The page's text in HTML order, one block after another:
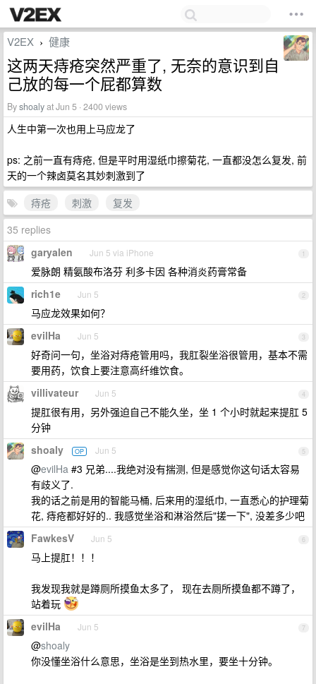
V2EX › 健康
这两天痔疮突然严重了, 无奈的意识到自
己放的每一个屁都算数
Byshoalyat Jun 5 · 2400 views
人生中第一次也用上马应龙了
ps: 之前一直有痔疮, 但是平时用湿纸巾擦菊花, 一直都没怎么复发, 前
天的一个辣卤莫名其妙刺激到了
痔疮
刺激
复发
35 replies
1
garyalen Jun 5 via iPhone
爱脉朗 精氨酸布洛芬 利多卡因 各种消炎药膏常备
2
rich1e Jun 5
马应龙效果如何？
3
evilHa Jun 5
好奇问一句，坐浴对痔疮管用吗，我肛裂坐浴很管用，基本不需
要用药，饮食上要注意高纤维饮食。
4
villivateur Jun 5
提肛很有用，另外强迫自己不能久坐，坐 1 个小时就起来提肛 5
分钟
5
shoaly OP Jun 5
@evilHa #3 兄弟....我绝对没有揣测, 但是感觉你这句话太容易
有歧义了.
我的话之前是用的智能马桶, 后来用的湿纸巾, 一直悉心的护理菊
花, 痔疮都好好的.. 我感觉坐浴和淋浴然后"搓一下", 没差多少吧
6
FawkesV Jun 5
马上提肛！！！
我发现我就是蹲厕所摸鱼太多了， 现在去厕所摸鱼都不蹲了，
站着玩
7
evilHa Jun 5
@shoaly
你没懂坐浴什么意思，坐浴是坐到热水里，要坐十分钟。